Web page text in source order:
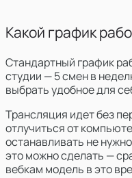
Какой график
Стандартный график
студии — 5 смен в
выбрать удобное для
Трансляция идет без
отлучиться от
останавливать не
это можно сделать —
вебкам модель в это